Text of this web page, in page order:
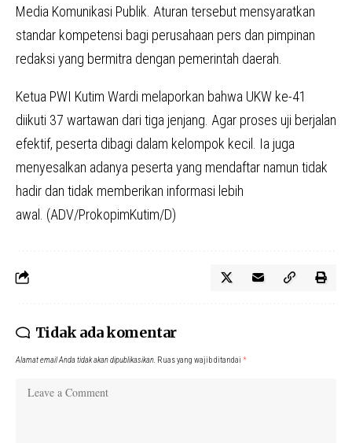
Media Komunikasi Publik. Aturan tersebut mensyaratkan
standar kompetensi bagi perusahaan pers dan pimpinan
redaksi yang bermitra dengan pemerintah daerah.
Ketua PWI Kutim Wardi melaporkan bahwa UKW ke-41
diikuti 37 wartawan dari tiga jenjang. Agar proses uji berjalan
efektif, peserta dibagi dalam kelompok kecil. Ia juga
menyesalkan adanya peserta yang mendaftar namun tidak
hadir dan tidak memberikan informasi lebih
awal. (ADV/ProkopimKutim/D)
Tidak ada komentar
Alamat email Anda tidak akan dipublikasikan. Ruas yang wajib ditandai *